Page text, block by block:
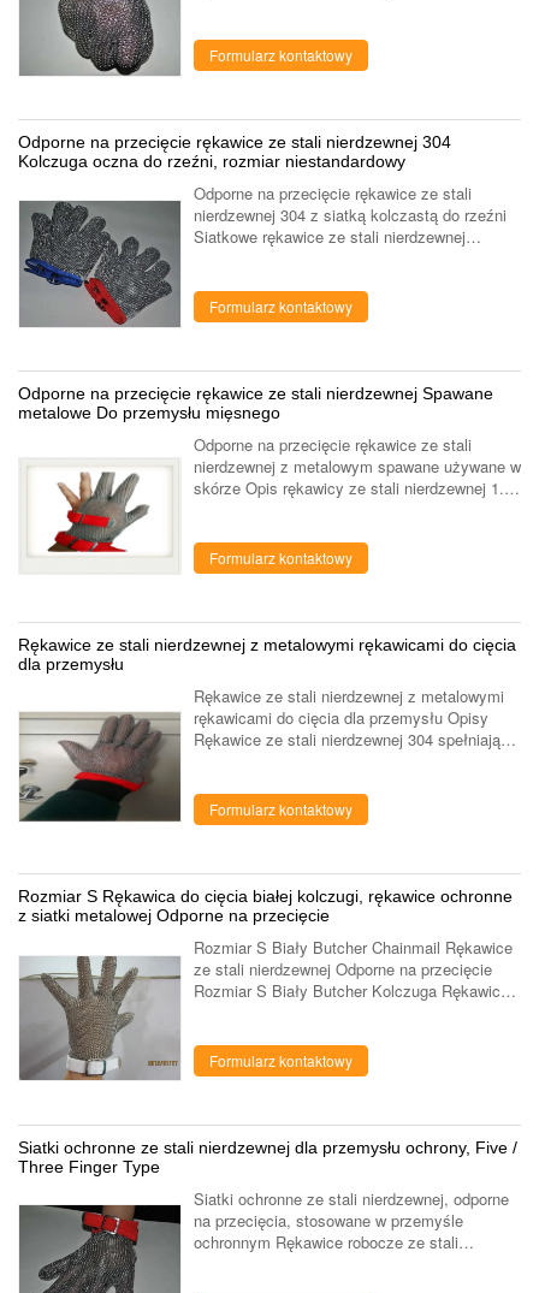
Formularz kontaktowy
Odporne na przecięcie rękawice ze stali nierdzewnej 304
Kolczuga oczna do rzeźni, rozmiar niestandardowy
Odporne na przecięcie rękawice ze stali
nierdzewnej 304 z siatką kolczastą do rzeźni
Siatkowe rękawice ze stali nierdzewnej
wykonane ...
Formularz kontaktowy
Odporne na przecięcie rękawice ze stali nierdzewnej Spawane
metalowe Do przemysłu mięsnego
Odporne na przecięcie rękawice ze stali
nierdzewnej z metalowym spawane używane w
skórze Opis rękawicy ze stali nierdzewnej 1.
Formularz kontaktowy
Rękawice ze stali nierdzewnej z metalowymi rękawicami do cięcia
dla przemysłu
Rękawice ze stali nierdzewnej z metalowymi
rękawicami do cięcia dla przemysłu Opisy
Rękawice ze stali nierdzewnej 304 spełniają
kuchennym, ...
Formularz kontaktowy
Rozmiar S Rękawica do cięcia białej kolczugi, rękawice ochronne
z siatki metalowej Odporne na przecięcie
Rozmiar S Biały Butcher Chainmail Rękawice
ze stali nierdzewnej Odporne na przecięcie
Rozmiar S Biały Butcher Kolczuga Rękawice
Formularz kontaktowy
Siatki ochronne ze stali nierdzewnej dla przemysłu ochrony, Five /
Three Finger Type
Siatki ochronne ze stali nierdzewnej, odporne
na przecięcia, stosowane w przemyśle
ochronnym Rękawice robocze ze stali